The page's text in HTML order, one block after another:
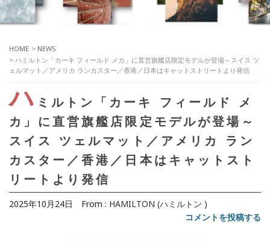
HOME > NEWS
> ハミルトン「カーキ フィールド メカ」に直営旗艦店限定モデルが登場～スイス ツ
ェルマット／アメリカ ランカスター／香港／日本はキャットストリートより発信
ハ ミルトン「カーキ フィールド メ
カ」に直営旗艦店限定モデルが登場～
スイス ツェルマット／アメリカ ラン
カスター／香港／日本はキャットスト
リートより発信
2025年10月24日 From : HAMILTON (ハミルトン )
コメントを投稿する